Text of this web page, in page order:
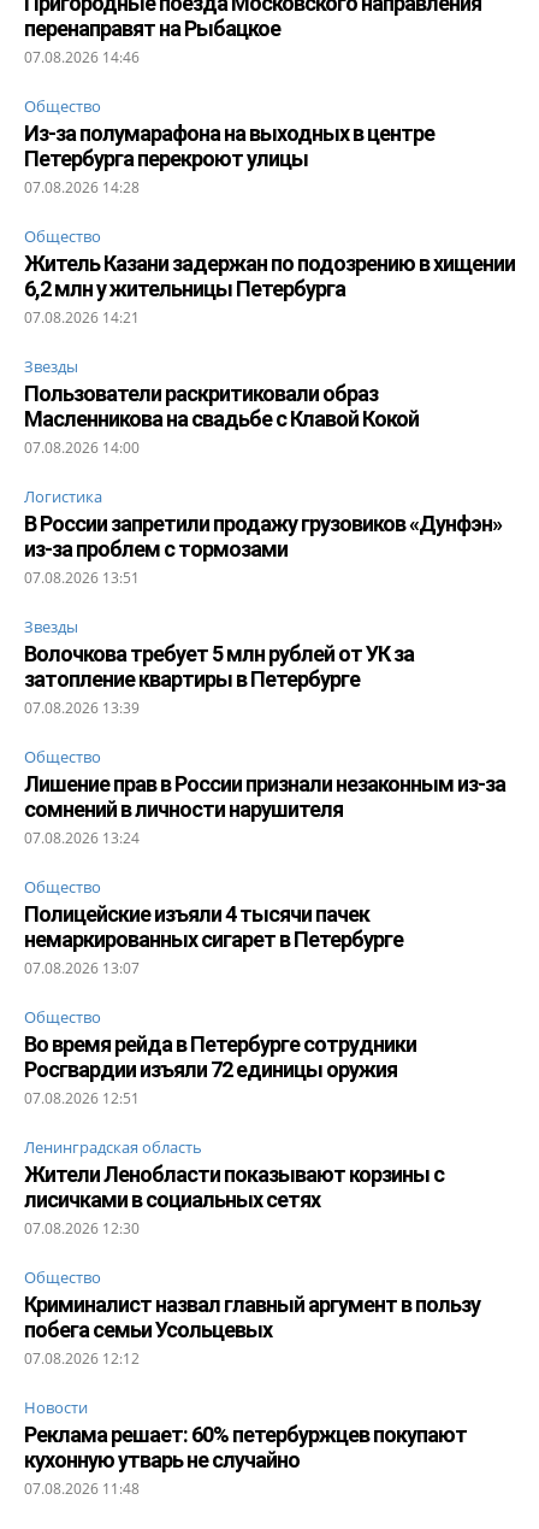
перенаправят на Рыбацкое
07.08.2026 14:46
Общество
Из-за полумарафона на выходных в центре
Петербурга перекроют улицы
07.08.2026 14:28
Общество
Житель Казани задержан по подозрению в хищении
6,2 млн у жительницы Петербурга
07.08.2026 14:21
Звезды
Пользователи раскритиковали образ
Масленникова на свадьбе с Клавой Кокой
07.08.2026 14:00
Логистика
В России запретили продажу грузовиков «Дунфэн»
из-за проблем с тормозами
07.08.2026 13:51
Звезды
Волочкова требует 5 млн рублей от УК за
затопление квартиры в Петербурге
07.08.2026 13:39
Общество
Лишение прав в России признали незаконным из-за
сомнений в личности нарушителя
07.08.2026 13:24
Общество
Полицейские изъяли 4 тысячи пачек
немаркированных сигарет в Петербурге
07.08.2026 13:07
Общество
Во время рейда в Петербурге сотрудники
Росгвардии изъяли 72 единицы оружия
07.08.2026 12:51
Ленинградская область
Жители Ленобласти показывают корзины с
лисичками в социальных сетях
07.08.2026 12:30
Общество
Криминалист назвал главный аргумент в пользу
побега семьи Усольцевых
07.08.2026 12:12
Новости
Реклама решает: 60% петербуржцев покупают
кухонную утварь не случайно
07.08.2026 11:48